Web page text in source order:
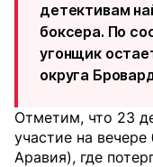
детективам
боксера. По
угонщик
округа
Отметим, что 23
участие на
Аравия), где